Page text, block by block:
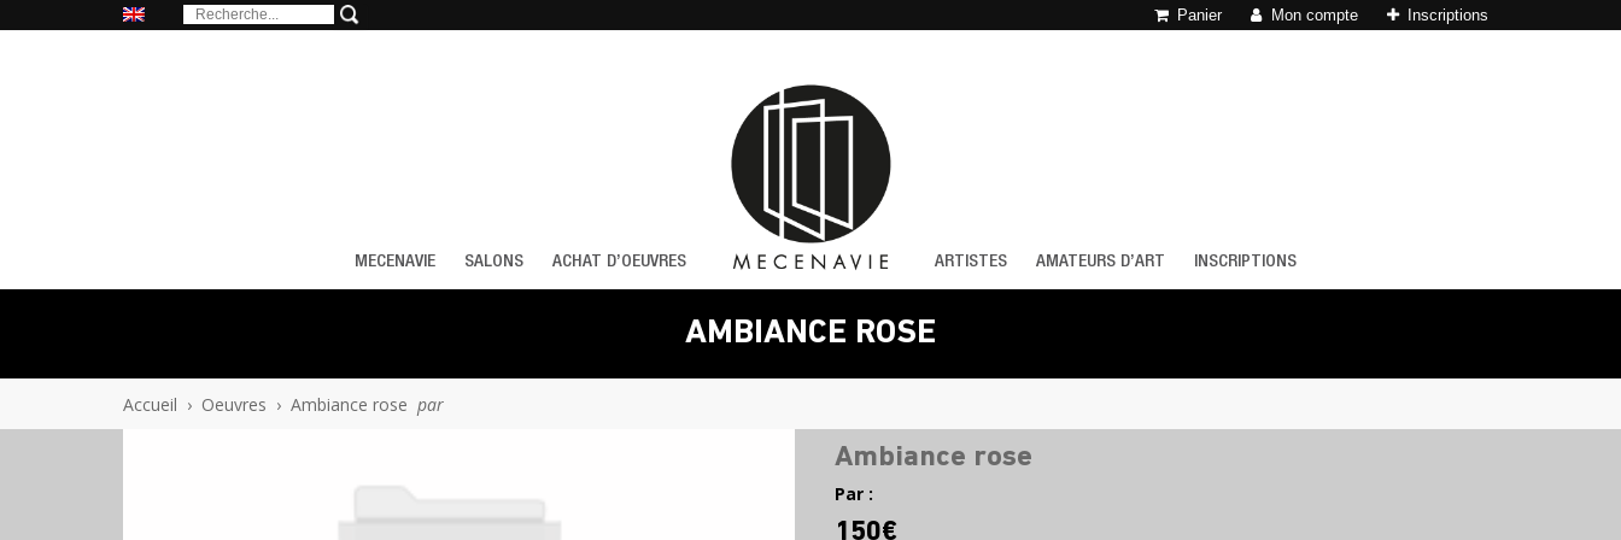
Panier Mon compte Inscriptions
ACHAT D’OEUVRES
SALONS
MECENAVIE ARTISTES AMATEURS D’ART INSCRIPTIONS
AMBIANCE ROSE
Accueil › Oeuvres › Ambiance rose par
Ambiance rose
Par :
150€